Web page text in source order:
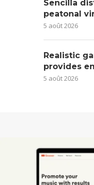
Sencilla
peatonal
5 août 2026
Realistic
provides
5 août 2026